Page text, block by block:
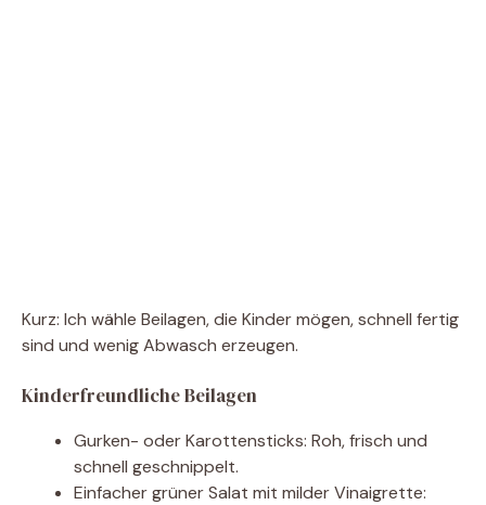
Kurz: Ich wähle Beilagen, die Kinder mögen, schnell fertig
sind und wenig Abwasch erzeugen.
Kinderfreundliche Beilagen
Gurken- oder Karottensticks: Roh, frisch und
schnell geschnippelt.
Einfacher grüner Salat mit milder Vinaigrette: